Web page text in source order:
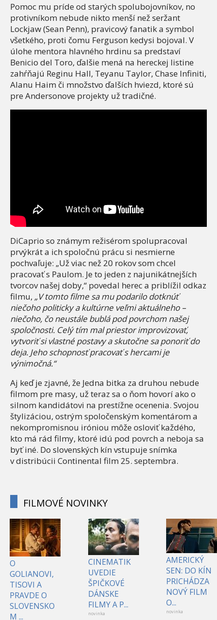
Pomoc mu príde od starých spolubojovníkov, no
protivníkom nebude nikto menší než seržant
Lockjaw (Sean Penn), pravicový fanatik a symbol
všetkého, proti čomu Ferguson kedysi bojoval. V
úlohe mentora hlavného hrdinu sa predstaví
Benicio del Toro, ďalšie mená na hereckej listine
zahŕňajú Reginu Hall, Teyanu Taylor, Chase Infiniti,
Alanu Haim či množstvo ďalších hviezd, ktoré sú
pre Andersonove projekty už tradičné.
DiCaprio so známym režisérom spolupracoval
prvýkrát a ich spoločnú prácu si nesmierne
pochvaľuje: „Už viac než 20 rokov som chcel
pracovať s Paulom. Je to jeden z najunikátnejších
tvorcov našej doby,“ povedal herec a priblížil odkaz
filmu, „V tomto filme sa mu podarilo dotknúť
niečoho politicky a kultúrne veľmi aktuálneho –
niečoho, čo neustále bublá pod povrchom našej
spoločnosti. Celý tím mal priestor improvizovať,
vytvoriť si vlastné postavy a skutočne sa ponoriť do
deja. Jeho schopnosť pracovať s hercami je
výnimočná.“
Aj keď je zjavné, že Jedna bitka za druhou nebude
filmom pre masy, už teraz sa o ňom hovorí ako o
silnom kandidátovi na prestížne ocenenia. Svojou
štylizáciou, ostrým spoločenským komentárom a
nekompromisnou iróniou môže osloviť každého,
kto má rád filmy, ktoré idú pod povrch a neboja sa
byť iné. Do slovenských kín vstupuje snímka
v distribúcii Continental film 25. septembra.
FILMOVÉ NOVINKY
O
GOLIANOVI,
TISOVI A
PRAVDE O
SLOVENSKO
M ...
CINEMATIK
UVEDIE
ŠPIČKOVÉ
DÁNSKE
FILMY A P...
novinka
AMERICKÝ
SEN: DO KÍN
PRICHÁDZA
NOVÝ FILM
O...
novinka